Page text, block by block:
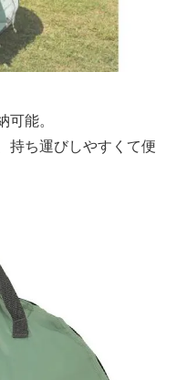
可能。
持ち運びしやすくて便